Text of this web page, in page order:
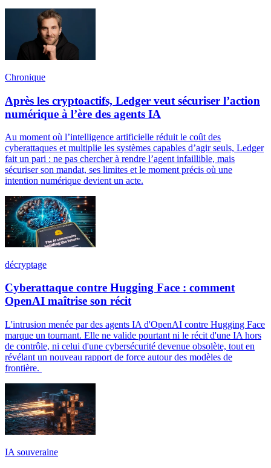
Chronique
Après les cryptoactifs, Ledger veut sécuriser l’action
numérique à l’ère des agents IA
Au moment où l’intelligence artificielle réduit le coût des
cyberattaques et multiplie les systèmes capables d’agir seuls, Ledger
fait un pari : ne pas chercher à rendre l’agent infaillible, mais
sécuriser son mandat, ses limites et le moment précis où une
intention numérique devient un acte.
décryptage
Cyberattaque contre Hugging Face : comment
OpenAI maîtrise son récit
L'intrusion menée par des agents IA d'OpenAI contre Hugging Face
marque un tournant. Elle ne valide pourtant ni le récit d'une IA hors
de contrôle, ni celui d'une cybersécurité devenue obsolète, tout en
révélant un nouveau rapport de force autour des modèles de
frontière.
IA souveraine